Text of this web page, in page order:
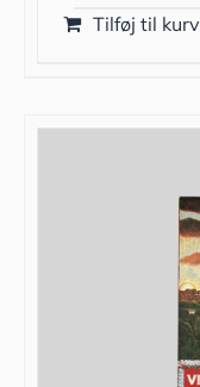
Tilføj til kurv